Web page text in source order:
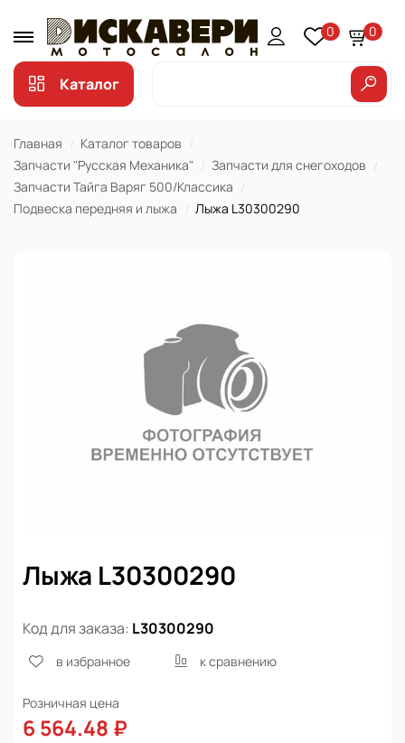
0 0
Каталог
Главная
Каталог товаров
Запчасти "Русская Механика"
Запчасти для снегоходов
Запчасти Тайга Варяг 500/Классика
Подвеска передняя и лыжа
Лыжа L30300290
Лыжа L30300290
Код для заказа: L30300290
в избранное к сравнению
Розничная цена
6 564.48 ₽